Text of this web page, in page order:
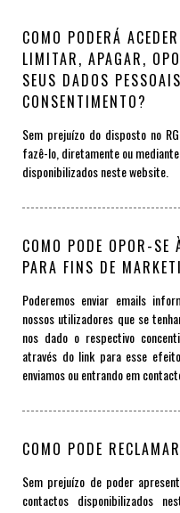
COMO PODERÁ
LIMITAR, APAGAR,
SEUS DADOS
CONSENTIMENTO?
Sem prejuízo do disposto no
fazê-lo, diretamente ou
disponibilizados neste website.
COMO PODE OPOR-SE
PARA FINS DE
Poderemos enviar emails
nossos utilizadores que se
nos dado o respectivo
através do link para esse
enviamos ou entrando em
COMO PODE
Sem prejuízo de poder
contactos disponibilizados